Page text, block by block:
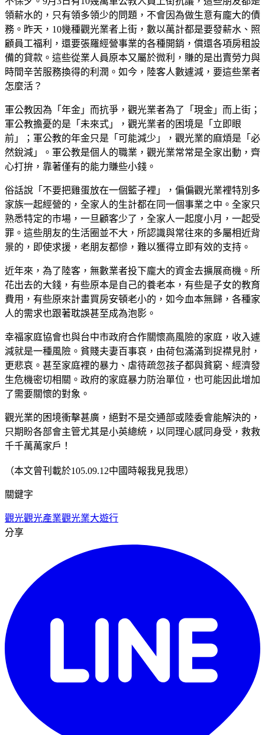
領薪水的，只有領多領少的問題，不會因為做生意有龐大的債
務。昨天，10幾種觀光業者上街，數以萬計都是要發薪水、照
顧員工福利，還要張羅經營事業的各種開銷，償還各項房租設
備的貸款。這些從業人員原本又屬於微利，賺的是出賣勞力與
時間辛苦服務換得的利潤。如今，陸客人數遽減，要這些業者
怎麼活？
軍公教因為「年金」而抗爭，觀光業者為了「現金」而上街；
軍公教擔憂的是「未來式」，觀光業者的困境是「立即眼
前」；軍公教的年金只是「可能減少」，觀光業的麻煩是「必
然銳減」。軍公教是個人的職業，觀光業常常是全家出動，齊
心打拚，靠著僅有的能力賺些小錢。
俗話說「不要把雞蛋放在一個籃子裡」，偏偏觀光業裡特別多
家族一起經營的，全家人的生計都在同一個事業之中。全家只
熟悉特定的市場，一旦顧客少了，全家人一起度小月，一起受
罪。這些朋友的生活圈並不大，所認識與常往來的多屬相近背
景的，即使求援，老朋友都慘，難以獲得立即有效的支持。
近年來，為了陸客，無數業者投下龐大的資金去擴展商機。所
花出去的大錢，有些原本是自己的養老本，有些是子女的教育
費用，有些原來計畫買房安頓老小的，如今血本無歸，各種家
人的需求也跟著耽誤甚至成為泡影。
幸福家庭協會也與台中市政府合作關懷高風險的家庭，收入遽
減就是一種風險。貧賤夫妻百事哀，由荷包滿滿到捉襟見肘，
更悲哀。甚至家庭裡的暴力、虐待疏忽孩子都與貧窮、經濟發
生危機密切相關。政府的家庭暴力防治單位，也可能因此增加
了需要關懷的對象。
觀光業的困境衝擊甚廣，絕對不是交通部或陸委會能解決的，
只期盼各部會主管尤其是小英總統，以同理心感同身受，救救
千千萬萬家戶！
（本文曾刊載於105.09.12中國時報我見我思）
關鍵字
觀光觀光產業觀光業大遊行
分享